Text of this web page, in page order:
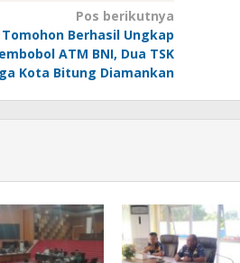
Pos berikutnya
Berhasil Ungkap
ATM BNI, Dua TSK
Kota Bitung Diamankan